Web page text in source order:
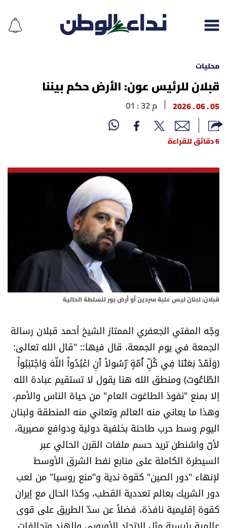
إقرأ الجريدة
لبنان
متفرقات
نداء القرّاء
كتّابنا
تحت المجهر
آراء
اقتصاد
العالم
الصحافة الإسرائيلية
محليات
قبلان للرئيس عون: الأرض حكم بيننا
05 . 06 . 2026 01 : 32 م
6 دقائق للقراءة
قبلان: لبنان ليس علبة سردين أو أرض بور للسلطة الحالية
وجّه المفتي الجعفري الممتاز الشيخ أحمد قبلان رسالة
الجمعة في يوم الجمعة، قال فيها:: "قال الله تعالى:
(وَلَقَدْ بَعَثْنَا فِي كُلِّ أُمَّةٍ رَّسُولاً أَنِ اعْبُدُواْ اللّهَ وَاجْتَنِبُواْ
الطَّاغُوتَ) ومنطق الله هنا يقول لا تستقيم عبادة الله
إلا بمنع "نفوذ الطاغوت العام" من حياة الناس والأمم،
وهذا ما يعاني منه العالم وتعاني منه المنطقة ولبنان
اليوم وسط حرب طاحنة بخلفية دولية ودوافع مصيرية،
لأنّ واشنطن تريد حسم ملفات القرن الحالي عبر
السيطرة الكاملة على منابع نفط الشرق الأوسط
لإنهاء "دور الصين" كقوة ندية و"منع روسيا" من لعب
دور الشريك بعالم تعددية القطب، وكذا الحال مع إيران
كقوة إقليمية نافذة، فضلاً عن سدّ الطريق على قوى